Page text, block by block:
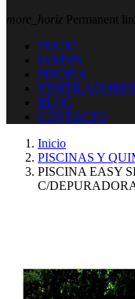
more_horiz Permanent
INICIO
JARDIN
PISCINA
VENTILADORES
BLOG
CONTACTO
Inicio
PISCINAS Y
PISCINA EASY
C/